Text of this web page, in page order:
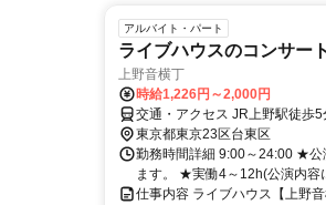
アルバイト・パート
ライブハウスのコンサー
上野音横丁
時給1,226円～2,000円
交通・アクセス JR上野駅徒歩5
東京都東京23区台東区
勤務時間詳細 9:00～24:00 ★公
ます。 ★実働4～12h(公演内容
仕事内容 ライブハウス【上野